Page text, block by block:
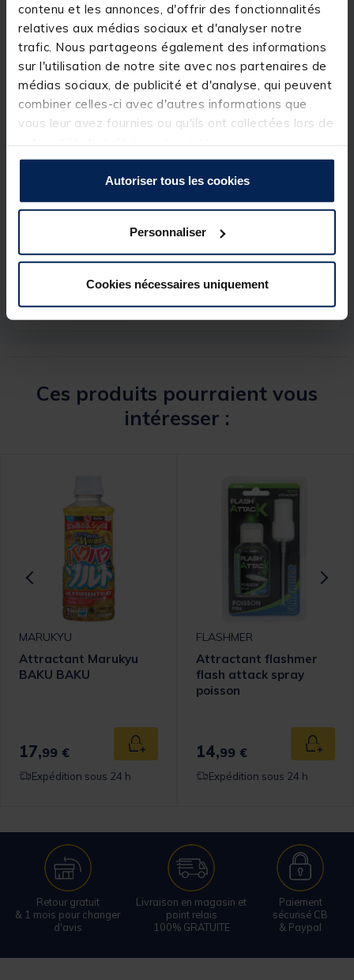
contenu et les annonces, d'offrir des fonctionnalités
relatives aux médias sociaux et d'analyser notre
trafic. Nous partageons également des informations
sur l'utilisation de notre site avec nos partenaires de
médias sociaux, de publicité et d'analyse, qui peuvent
combiner celles-ci avec d'autres informations que
vous leur avez fournies ou qu'ils ont collectées lors de
Autoriser tous les cookies
Personnaliser
Cookies nécessaires uniquement
Détails
Caractéristiques :
Arôme : Crevette
Liquide
400ml
Spécifications
Réf.
205213-1
Marque
MARUKYU
Ces produits pourraient vous
intéresser :
panier
MARUKYU
Attractant Marukyu
BAKU BAKU
17,99 € Ajouter au panier
Expédition sous 24 h
FLASHMER
Attractant flashmer
flash attack spray
poisson
14,99 €
Expédition sous 24 h
Retour gratuit
& 1 mois pour changer
d'avis
Livraison en magasin et
point relais
100% GRATUITE
Paiement
sécurisé CB
& Paypal